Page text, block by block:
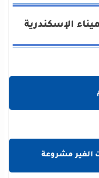
الإسكندرية
الغير مشروعة